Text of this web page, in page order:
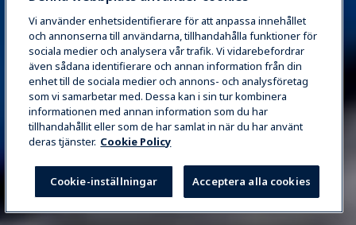
BEGÄR INFORMATION
Vi använder enhetsidentifierare för att anpassa innehållet
och annonserna till användarna, tillhandahålla funktioner för
sociala medier och analysera vår trafik. Vi vidarebefordrar
även sådana identifierare och annan information från din
enhet till de sociala medier och annons- och analysföretag
som vi samarbetar med. Dessa kan i sin tur kombinera
informationen med annan information som du har
tillhandahållit eller som de har samlat in när du har använt
deras tjänster. Cookie Policy
Acceptera alla cookies
Cookie-inställningar